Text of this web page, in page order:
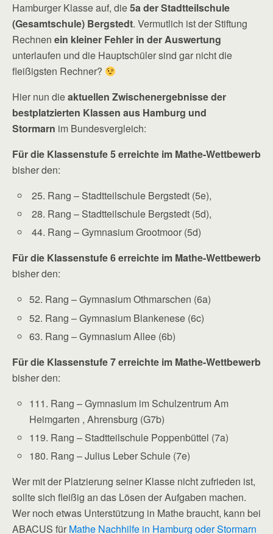
Hamburger Klasse auf, die5a der Stadtteilschule
(Gesamtschule) Bergstedt. Vermutlich ist der Stiftung
Rechnen ein kleiner Fehler in der Auswertung
unterlaufen und die Hauptschüler sind gar nicht die
fleißigsten Rechner?
Hier nun dieaktuellen Zwischenergebnisse der
bestplatzierten Klassen aus Hamburg und
Stormarn im Bundesvergleich:
Für die Klassenstufe 5 erreichte im Mathe-Wettbewerb
bisher den:
25. Rang – Stadtteilschule Bergstedt (5e),
28. Rang – Stadtteilschule Bergstedt (5d),
44. Rang – Gymnasium Grootmoor (5d)
Für die Klassenstufe 6 erreichte im Mathe-Wettbewerb
bisher den:
52. Rang – Gymnasium Othmarschen (6a)
52. Rang – Gymnasium Blankenese (6c)
63. Rang – Gymnasium Allee (6b)
Für die Klassenstufe 7 erreichte im Mathe-Wettbewerb
bisher den:
111. Rang – Gymnasium im Schulzentrum Am
Heimgarten , Ahrensburg (G7b)
119. Rang – Stadtteilschule Poppenbüttel (7a)
180. Rang – Julius Leber Schule (7e)
Wer mit der Platzierung seiner Klasse nicht zufrieden ist,
sollte sich fleißig an das Lösen der Aufgaben machen.
Wer noch etwas Unterstützung in Mathe braucht, kann bei
ABACUS für Mathe Nachhilfe in Hamburg oder Stormarn